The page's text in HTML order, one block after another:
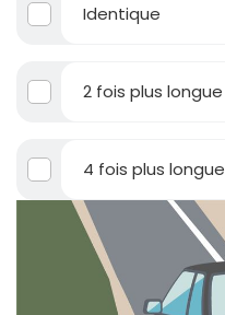
Identique
2 fois plus longue
4 fois plus longue